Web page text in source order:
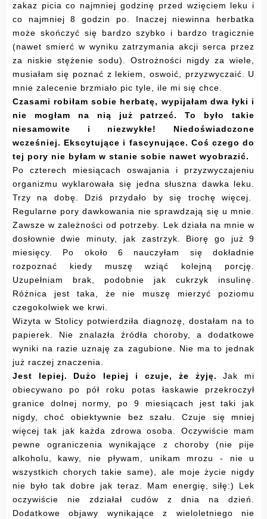
zakaz picia co najmniej godzinę przed wzięciem leku i
co najmniej 8 godzin po. Inaczej niewinna herbatka
może skończyć się bardzo szybko i bardzo tragicznie
(nawet smierć w wyniku zatrzymania akcji serca przez
za niskie stężenie sodu). Ostrożności nigdy za wiele,
musiałam się poznać z lekiem, oswoić, przyzwyczaić. U
mnie zalecenie brzmiało pic tyle, ile mi się chce.
Czasami robiłam sobie herbatę, wypijałam dwa łyki i
nie mogłam na nią już patrzeć. To było takie
niesamowite i niezwykłe! Niedoświadczone
wcześniej. Ekscytujące i fascynujące. Coś czego do
tej pory nie byłam w stanie sobie nawet wyobrazić.
Po czterech miesiącach oswajania i przyzwyczajeniu
organizmu wyklarowała się jedna słuszna dawka leku.
Trzy na dobę. Dziś przydało by się trochę więcej.
Regularne pory dawkowania nie sprawdzają się u mnie.
Zawsze w zależności od potrzeby. Lek działa na mnie w
dosłownie dwie minuty, jak zastrzyk. Biorę go już 9
miesięcy. Po około 6 nauczyłam się dokładnie
rozpoznać kiedy muszę wziąć kolejną porcję.
Uzupełniam brak, podobnie jak cukrzyk insulinę.
Różnica jest taka, że nie muszę mierzyć poziomu
czegokolwiek we krwi.
Wizyta w Stolicy potwierdziła diagnozę, dostałam na to
papierek. Nie znalazła źródła choroby, a dodatkowe
wyniki na razie uznaję za zagubione. Nie ma to jednak
już raczej znaczenia.
Jest lepiej. Dużo lepiej i czuje, że żyję.Jak mi
obiecywano po pół roku potas łaskawie przekroczył
granice dolnej normy, po 9 miesiącach jest taki jak
nigdy, choć obiektywnie bez szału. Czuje się mniej
więcej tak jak każda zdrowa osoba. Oczywiście mam
pewne ograniczenia wynikające z choroby (nie pije
alkoholu, kawy, nie pływam, unikam mrozu - nie u
wszystkich chorych takie same), ale moje życie nigdy
nie było tak dobre jak teraz. Mam energię, siłę:) Lek
oczywiście nie zdziałał cudów z dnia na dzień.
Dodatkowe objawy wynikające z wieloletniego nie